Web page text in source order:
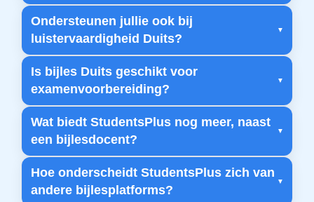
Ondersteunen jullie ook bij
luistervaardigheid Duits?
Is bijles Duits geschikt voor
examenvoorbereiding?
Wat biedt StudentsPlus nog meer, naast
een bijlesdocent?
Hoe onderscheidt StudentsPlus zich van
andere bijlesplatforms?